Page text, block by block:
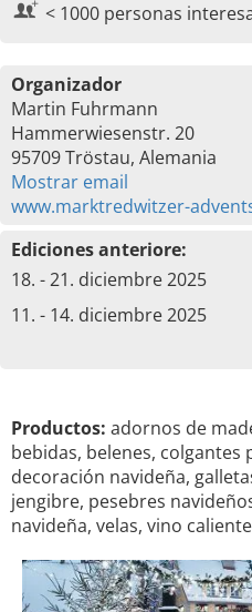
< 1000 personas
Organizador
Martin Fuhrmann
Hammerwiesenstr. 20
95709 Tröstau, Alemania
Mostrar email
www.marktredwitzer-
Ediciones anteriore:
18. - 21. diciembre 2025
11. - 14. diciembre 2025
Productos: adornos de
bebidas, belenes, colgantes
decoración navideña,
jengibre, pesebres
navideña, velas, vino